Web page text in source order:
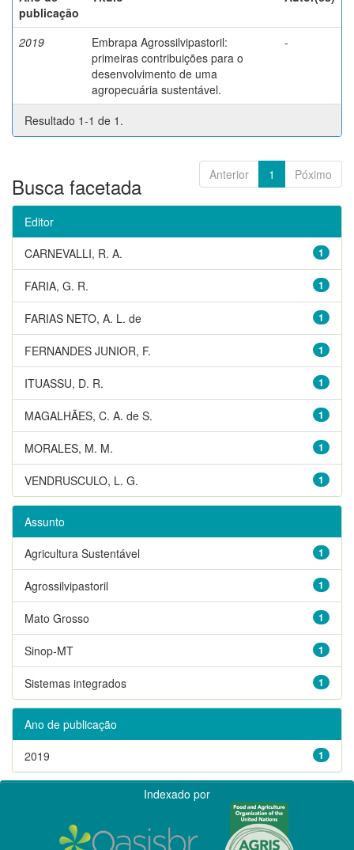
publicação
2019
Embrapa Agrossilvipastoril:
primeiras contribuições para o
desenvolvimento de uma
agropecuária sustentável.
-
Resultado 1-1 de 1.
Anterior 1 Póximo
Busca facetada
Editor
1
CARNEVALLI, R. A.
1
FARIA, G. R.
1
FARIAS NETO, A. L. de
1
FERNANDES JUNIOR, F.
1
ITUASSU, D. R.
1
MAGALHÃES, C. A. de S.
1
MORALES, M. M.
1
VENDRUSCULO, L. G.
Assunto
1
Agricultura Sustentável
1
Agrossilvipastoril
1
Mato Grosso
1
Sinop-MT
1
Sistemas integrados
Ano de publicação
1
2019
Indexado por